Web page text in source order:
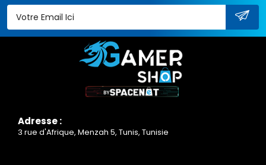
Adresse :
3 rue d'Afrique, Menzah 5, Tunis, Tunisie